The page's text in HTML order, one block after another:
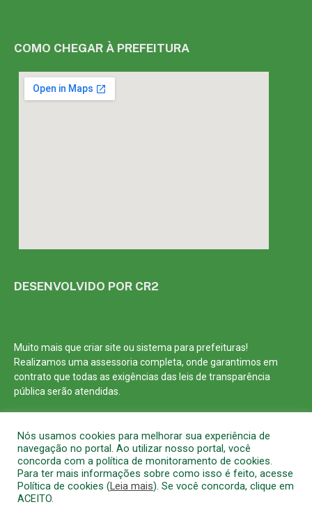
COMO CHEGAR À PREFEITURA
DESENVOLVIDO POR CR2
Muito mais que criar site ou sistema para prefeituras!
Realizamos uma assessoria completa, onde garantimos em
contrato que todas as exigências das leis de transparência
pública serão atendidas.
Todos os direitos reservados a Prefeitura Municipal de Barcarena
Nós usamos cookies para melhorar sua experiência de
navegação no portal. Ao utilizar nosso portal, você
concorda com a política de monitoramento de cookies.
Para ter mais informações sobre como isso é feito, acesse
Política de cookies (Leia mais). Se você concorda, clique em
ACEITO.